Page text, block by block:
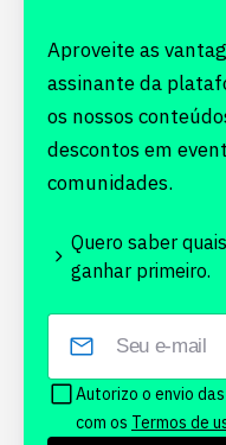
Aproveite as
assinante da
os nossos
descontos em
comunidades.
Quero saber
ganhar primeiro.
Autorizo o envio
com os Termos de